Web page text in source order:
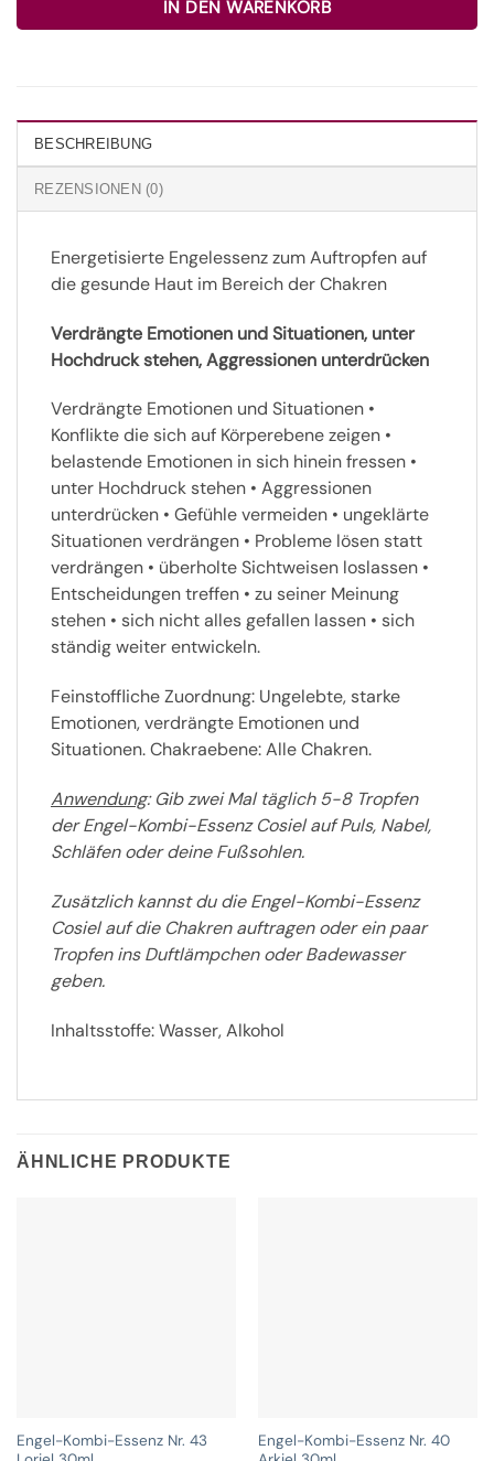
IN DEN WARENKORB
BESCHREIBUNG
REZENSIONEN (0)
Energetisierte Engelessenz zum Auftropfen auf
die gesunde Haut im Bereich der Chakren
Verdrängte Emotionen und Situationen, unter
Hochdruck stehen, Aggressionen unterdrücken
Verdrängte Emotionen und Situationen •
Konflikte die sich auf Körperebene zeigen •
belastende Emotionen in sich hinein fressen •
unter Hochdruck stehen • Aggressionen
unterdrücken • Gefühle vermeiden • ungeklärte
Situationen verdrängen • Probleme lösen statt
verdrängen • überholte Sichtweisen loslassen •
Entscheidungen treffen • zu seiner Meinung
stehen • sich nicht alles gefallen lassen • sich
ständig weiter entwickeln.
Feinstoffliche Zuordnung: Ungelebte, starke
Emotionen, verdrängte Emotionen und
Situationen. Chakraebene: Alle Chakren.
Anwendung: Gib zwei Mal täglich 5-8 Tropfen
der Engel-Kombi-Essenz Cosiel auf Puls, Nabel,
Schläfen oder deine Fußsohlen.
Zusätzlich kannst du die Engel-Kombi-Essenz
Cosiel auf die Chakren auftragen oder ein paar
Tropfen ins Duftlämpchen oder Badewasser
geben.
Inhaltsstoffe: Wasser, Alkohol
ÄHNLICHE PRODUKTE
Engel-Kombi-Essenz Nr. 43
Engel-Kombi-Essenz Nr. 40